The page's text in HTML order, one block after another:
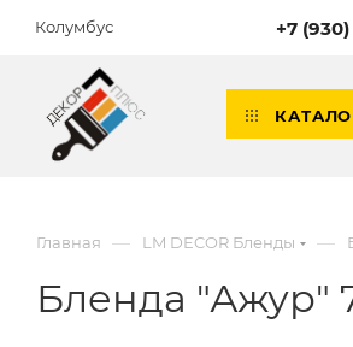
Колумбус +7
Главная — LM DECOR Бленды —
Бленда "Ажур"